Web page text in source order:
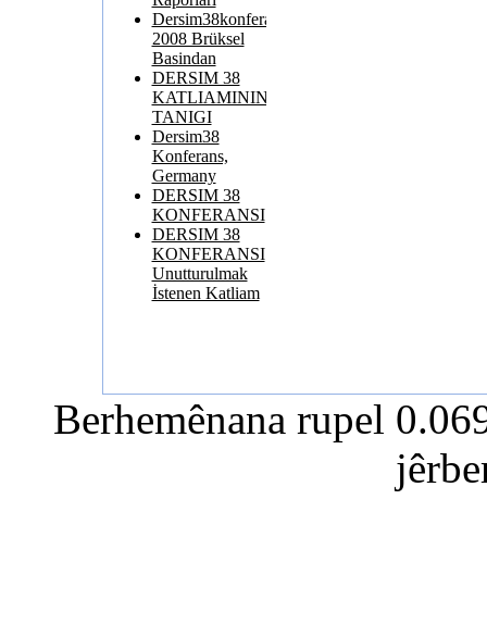
Dersim38konferansi
2008 Brüksel
Basindan
DERSIM 38
KATLIAMININ
TANIGI
Dersim38
Konferans,
Germany
DERSIM 38
KONFERANSI
DERSIM 38
KONFERANSI
Unutturulmak
İstenen Katliam
Berhemênana rupel